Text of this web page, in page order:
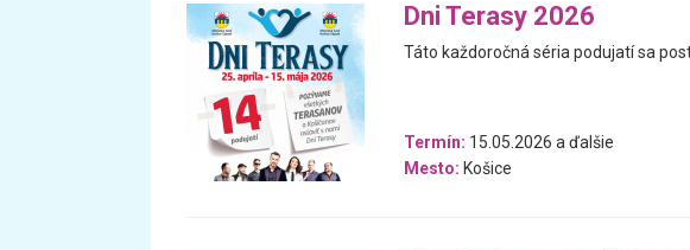
Dni Terasy 2026
Táto každoročná séria podujatí sa
Termín: 15.05.2026 a ďalšie
Mesto: Košice